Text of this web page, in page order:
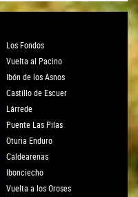
Los Fondos
Vuelta al Pacino
Ibón de los Asnos
Castillo de Escuer
Lárrede
Puente Las Pilas
Oturia Enduro
Caldearenas
Ibonciecho
Vuelta a los Oroses